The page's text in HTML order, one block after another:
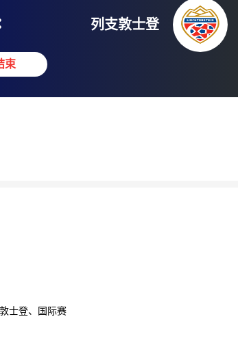
束
列支敦士登
士登、国际赛